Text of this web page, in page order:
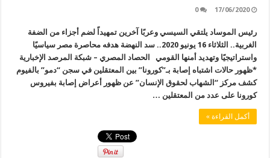
17/06/2020
0
رئيس الموساد يلتقي السيسي وعربًا آخرين تمهيداً لضم أجزاء من الضفة
الغربية.. الثلاثاء 16 يونيو 2020.. سد النهضة هدفه محاصرة مصر سياسيًا
واستراتيجيًا وتهديد أمنها القومي الحصاد المصري – شبكة المرصد الإخبارية
*ظهور حالات اشتباه إصابة بـ”كورونا” بين المعتقلين في سجن “دمو” بالفيوم
كشف مركز “الشهاب لحقوق الإنسان” عن ظهور أعراض إصابة بفيروس
كورونا على عدد من المعتقلين …
أكمل القراءة »